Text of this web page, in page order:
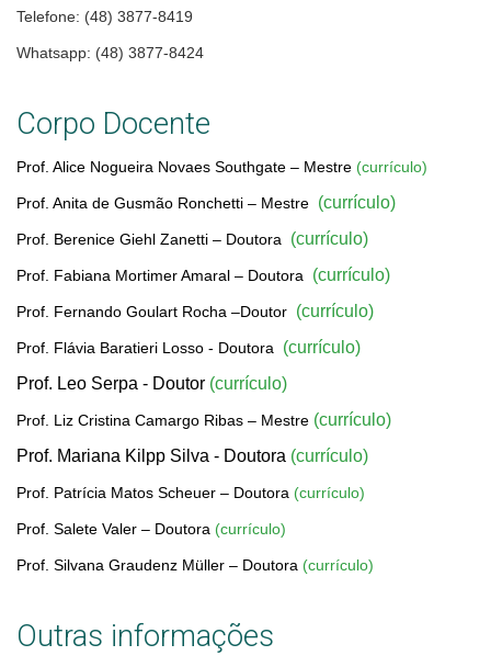
Telefone: (48) 3877-8419
Whatsapp: (48) 3877-8424
Corpo Docente
Prof. Alice Nogueira Novaes Southgate – Mestre (currículo)
Prof. Anita de Gusmão Ronchetti – Mestre (currículo)
Prof. Berenice Giehl Zanetti – Doutora (currículo)
Prof. Fabiana Mortimer Amaral – Doutora (currículo)
Prof. Fernando Goulart Rocha –Doutor (currículo)
Prof. Flávia Baratieri Losso - Doutora
(currículo)
Prof. Leo Serpa - Doutor (currículo)
Prof. Liz Cristina Camargo Ribas – Mestre (currículo)
Prof. Mariana Kilpp Silva - Doutora (currículo)
Prof. Patrícia Matos Scheuer – Doutora (currículo)
Prof. Salete Valer – Doutora (currículo)
Prof. Silvana Graudenz Müller – Doutora (currículo)
Outras informações